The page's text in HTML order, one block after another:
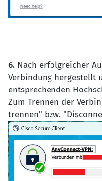
6. Nach erfolgreicher
Verbindung hergestellt
entsprechenden
Zum Trennen der
trennen" bzw.